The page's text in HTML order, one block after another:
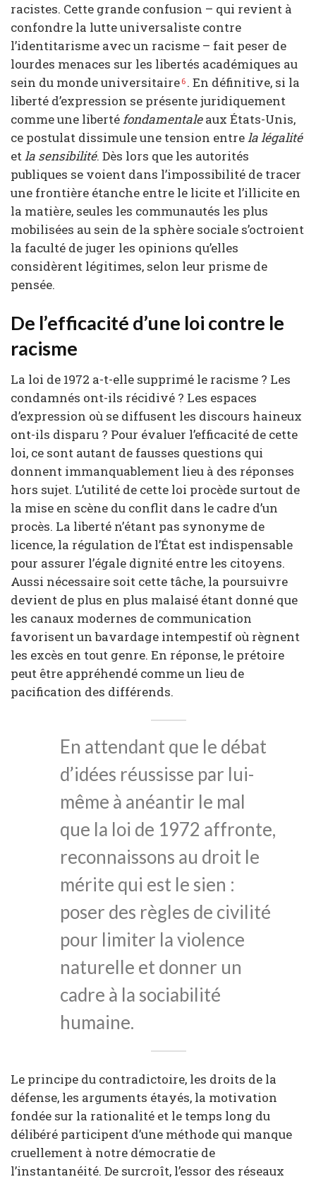
racistes. Cette grande confusion – qui revient à
confondre la lutte universaliste contre
l’identitarisme avec un racisme – fait peser de
lourdes menaces sur les libertés académiques au
sein du monde universitaire 6 . En définitive, si la
liberté d’expression se présente juridiquement
comme une libertéfondamentaleaux États-Unis,
ce postulat dissimule une tension entrela légalité
etla sensibilité. Dès lors que les autorités
publiques se voient dans l’impossibilité de tracer
une frontière étanche entre le licite et l’illicite en
la matière, seules les communautés les plus
mobilisées au sein de la sphère sociale s’octroient
la faculté de juger les opinions qu’elles
considèrent légitimes, selon leur prisme de
pensée.
De l’efficacité d’une loi contre le
racisme
La loi de 1972 a-t-elle supprimé le racisme ? Les
condamnés ont-ils récidivé ? Les espaces
d’expression où se diffusent les discours haineux
ont-ils disparu ? Pour évaluer l’efficacité de cette
loi, ce sont autant de fausses questions qui
donnent immanquablement lieu à des réponses
hors sujet. L’utilité de cette loi procède surtout de
la mise en scène du conflit dans le cadre d’un
procès. La liberté n’étant pas synonyme de
licence, la régulation de l’État est indispensable
pour assurer l’égale dignité entre les citoyens.
Aussi nécessaire soit cette tâche, la poursuivre
devient de plus en plus malaisé étant donné que
les canaux modernes de communication
favorisent un bavardage intempestif où règnent
les excès en tout genre. En réponse, le prétoire
peut être appréhendé comme un lieu de
pacification des différends.
En attendant que le débat
d’idées réussisse par lui-
même à anéantir le mal
que la loi de 1972 affronte,
reconnaissons au droit le
mérite qui est le sien :
poser des règles de civilité
pour limiter la violence
naturelle et donner un
cadre à la sociabilité
humaine.
Le principe du contradictoire, les droits de la
défense, les arguments étayés, la motivation
fondée sur la rationalité et le temps long du
délibéré participent d’une méthode qui manque
cruellement à notre démocratie de
l’instantanéité. De surcroît, l’essor des réseaux